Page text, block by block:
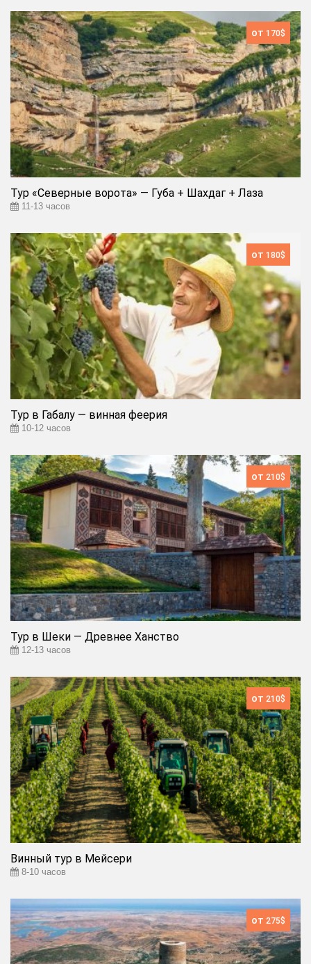
от 170$
Тур «Северные ворота» — Губа + Шахдаг + Лаза
11-13 часов
от 180$
Тур в Габалу — винная феерия
10-12 часов
от 210$
Тур в Шеки — Древнее Ханство
12-13 часов
от 210$
Винный тур в Мейсери
8-10 часов
от 275$